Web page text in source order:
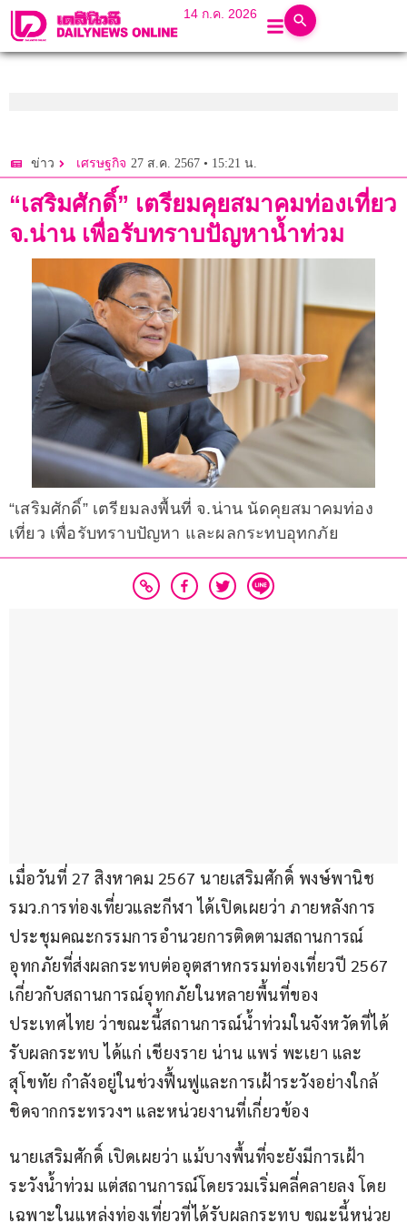
14 ก.ค. 2026
ข่าว เศรษฐกิจ 27 ส.ค. 2567 • 15:21 น.
“เสริมศักดิ์” เตรียมคุยสมาคมท่องเที่ยว
จ.น่าน เพื่อรับทราบปัญหาน้ำท่วม
“เสริมศักดิ์” เตรียมลงพื้นที่ จ.น่าน นัดคุยสมาคมท่อง
เที่ยว เพื่อรับทราบปัญหา และผลกระทบอุทกภัย
เมื่อวันที่ 27 สิงหาคม 2567 นายเสริมศักดิ์ พงษ์พานิช
รมว.การท่องเที่ยวและกีฬา ได้เปิดเผยว่า ภายหลังการ
ประชุมคณะกรรมการอำนวยการติดตามสถานการณ์
อุทกภัยที่ส่งผลกระทบต่ออุตสาหกรรมท่องเที่ยวปี 2567
เกี่ยวกับสถานการณ์อุทกภัยในหลายพื้นที่ของ
ประเทศไทย ว่าขณะนี้สถานการณ์น้ำท่วมในจังหวัดที่ได้
รับผลกระทบ ได้แก่ เชียงราย น่าน แพร่ พะเยา และ
สุโขทัย กำลังอยู่ในช่วงฟื้นฟูและการเฝ้าระวังอย่างใกล้
ชิดจากกระทรวงฯ และหน่วยงานที่เกี่ยวข้อง
นายเสริมศักดิ์ เปิดเผยว่า แม้บางพื้นที่จะยังมีการเฝ้า
ระวังน้ำท่วม แต่สถานการณ์โดยรวมเริ่มคลี่คลายลง โดย
เฉพาะในแหล่งท่องเที่ยวที่ได้รับผลกระทบ ขณะนี้หน่วย